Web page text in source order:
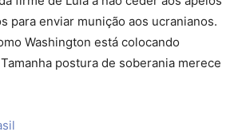
para enviar munição aos ucranianos.
Washington está colocando
postura de soberania merece